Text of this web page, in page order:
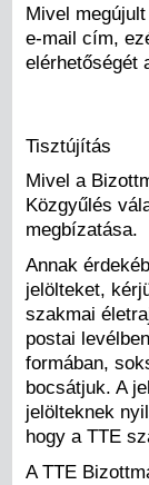
Mivel
e-mail cím,
elérhetőségét
Tisztújítás
Mivel a
Közgyűlés
megbízatása.
Annak
jelölteket,
szakmai
postai
formában,
bocsátjuk. A
jelölteknek
hogy a TTE
A TTE